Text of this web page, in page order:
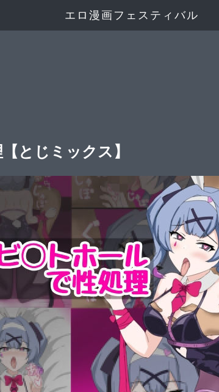
エロ漫画フェスティバル
とじミックス】